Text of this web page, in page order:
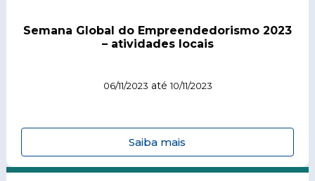
Semana Global do Empreendedorismo 2023
– atividades locais
06/11/2023 até10/11/2023
Saiba mais